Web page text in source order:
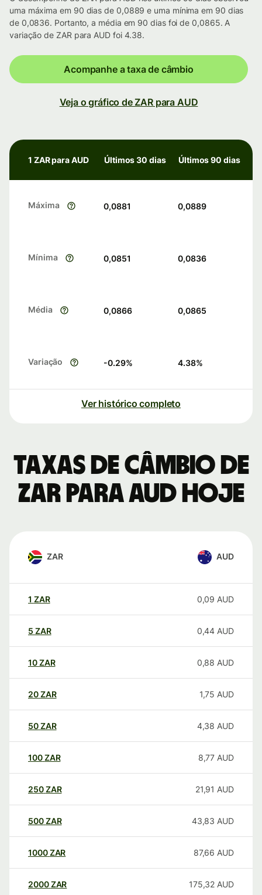
uma máxima em 90 dias de 0,0889 e uma mínima em 90 dias
de 0,0836. Portanto, a média em 90 dias foi de 0,0865. A
variação de ZAR para AUD foi 4.38.
Acompanhe a taxa de câmbio
Veja o gráfico de ZAR para AUD
1 ZAR para AUD Últimos 30 dias Últimos 90 dias
Máxima 0,0881 0,0889
Mínima 0,0851 0,0836
Média 0,0866 0,0865
Variação -0.29% 4.38%
Ver histórico completo
Taxas de câmbio de
ZAR para AUD hoje
ZAR AUD
1 ZAR 0,09 AUD
5 ZAR 0,44 AUD
10ZAR 0,88 AUD
20ZAR 1,75 AUD
50ZAR 4,38 AUD
100ZAR 8,77 AUD
250ZAR 21,91 AUD
500ZAR 43,83 AUD
1000ZAR 87,66 AUD
2000ZAR 175,32 AUD